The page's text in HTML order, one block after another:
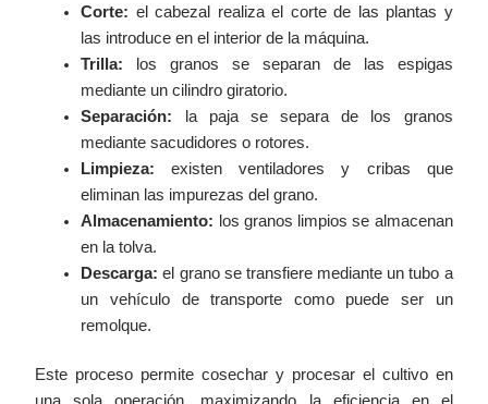
Corte: el cabezal realiza el corte de las plantas y
las introduce en el interior de la máquina.
Trilla: los granos se separan de las espigas
mediante un cilindro giratorio.
Separación: la paja se separa de los granos
mediante sacudidores o rotores.
Limpieza: existen ventiladores y cribas que
eliminan las impurezas del grano.
Almacenamiento: los granos limpios se almacenan
en la tolva.
Descarga: el grano se transfiere mediante un tubo a
un vehículo de transporte como puede ser un
remolque.
Este proceso permite cosechar y procesar el cultivo en